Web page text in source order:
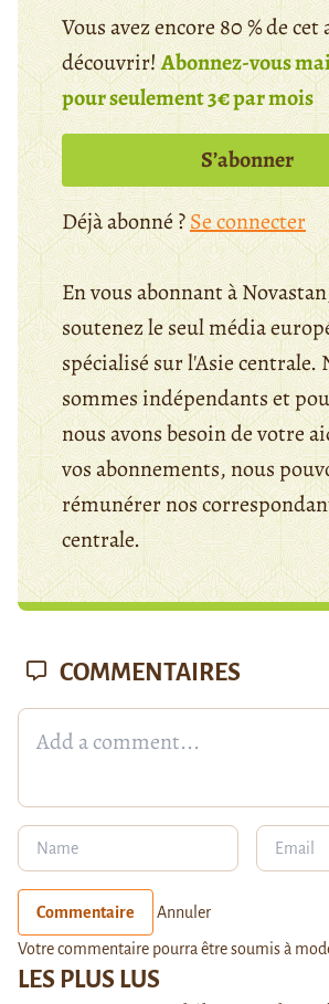
Vous avez encore 80 % de
découvrir!Abonnez-vous
pour seulement 3€ par mois
S’abonner
Déjà abonné ?Se connecter
En vous abonnant à
soutenez le seul média
spécialisé sur l'Asie centrale.
sommes indépendants et
nous avons besoin de votre
vos abonnements, nous
rémunérer nos
centrale.
LES PLUS LUS
COMMENTAIRES
Commentaire Annuler
Votre commentaire pourra être soumis à